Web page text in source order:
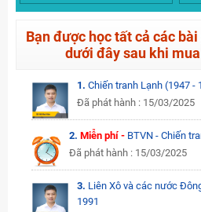
Bạn được học tất cả các
dưới đây sau khi
1. Chiến tranh Lạnh (1947 -
Đã phát hành : 15/03/2025
2.Miễn phí - BTVN - Chiến
Đã phát hành : 15/03/2025
3. Liên Xô và các nước
1991